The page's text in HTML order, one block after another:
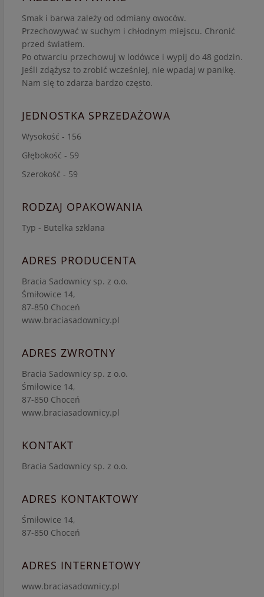
Smak i barwa zależy od odmiany owoców.
Przechowywać w suchym i chłodnym miejscu. Chronić
przed światłem.
Po otwarciu przechowuj w lodówce i wypij do 48 godzin.
Jeśli zdążysz to zrobić wcześniej, nie wpadaj w panikę.
Nam się to zdarza bardzo często.
JEDNOSTKA SPRZEDAŻOWA
Wysokość - 156
Głębokość - 59
Szerokość - 59
RODZAJ OPAKOWANIA
Typ - Butelka szklana
ADRES PRODUCENTA
Bracia Sadownicy sp. z o.o.
Śmiłowice 14,
87-850 Choceń
www.braciasadownicy.pl
ADRES ZWROTNY
Bracia Sadownicy sp. z o.o.
Śmiłowice 14,
87-850 Choceń
www.braciasadownicy.pl
KONTAKT
Bracia Sadownicy sp. z o.o.
ADRES KONTAKTOWY
Śmiłowice 14,
87-850 Choceń
ADRES INTERNETOWY
www.braciasadownicy.pl